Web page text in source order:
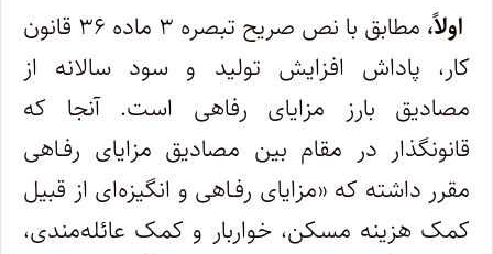
اولاً،
مطابق با نص صریح تبصره ۳ ماده ۳۶ قانون
کار، پاداش افزایش تولید و سود سالانه از
مصادیق بارز مزایای رفاهی است. آنجا که
قانونگذار در مقام بین مصادیق مزایای رفـاهی
مقرر داشته که «مزایای رفـاهی و انگیزه‌ای از قبیل
کمک هزینه مسکن، خواربار و کمک عائله‌مندی،